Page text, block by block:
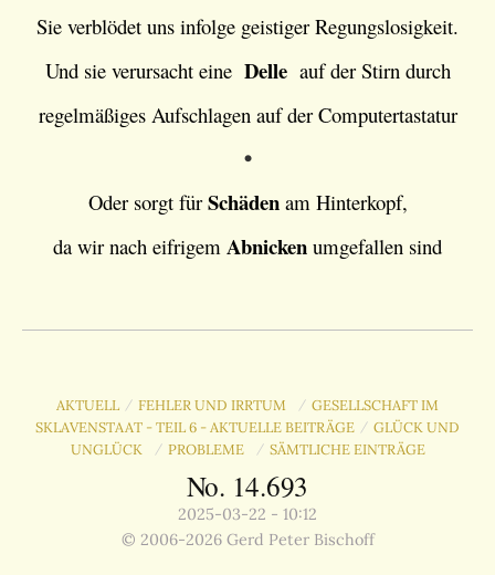
Sie verblödet uns infolge geistiger Regungslosigkeit.
Und sie verursacht eine Delleauf der Stirn durch
regelmäßiges Aufschlagen auf der Computertastatur
•
Oder sorgt für Schädenam Hinterkopf,
da wir nach eifrigem Abnicken umgefallen sind
AKTUELL / FEHLER UND IRRTUM / GESELLSCHAFT IM
SKLAVENSTAAT - TEIL 6 - AKTUELLE BEITRÄGE / GLÜCK UND
UNGLÜCK
/ PROBLEME / SÄMTLICHE EINTRÄGE
No. 14.693
2025-03-22 - 10:12
© 2006-2026 Gerd Peter Bischoff